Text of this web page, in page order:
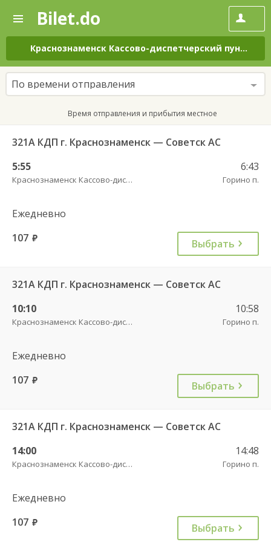
—
Поиск
и
покупка
билетов
на
автобус
онлайн
Bilet.do
Краснознаменск Кассово-диспетчерский пункт
По времени отправления
Время отправления и прибытия местное
321А КДП г. Краснознаменск — Советск АС
5:55
Краснознаменск Кассово-диспетчерский пункт
6:43
Горино п.
Ежедневно
107 руб. Выбрать
321А КДП г. Краснознаменск — Советск АС
10:10
Краснознаменск Кассово-диспетчерский пункт
10:58
Горино п.
Ежедневно
107 руб. Выбрать
321А КДП г. Краснознаменск — Советск АС
14:00
Краснознаменск Кассово-диспетчерский пункт
14:48
Горино п.
Ежедневно
107 руб. Выбрать